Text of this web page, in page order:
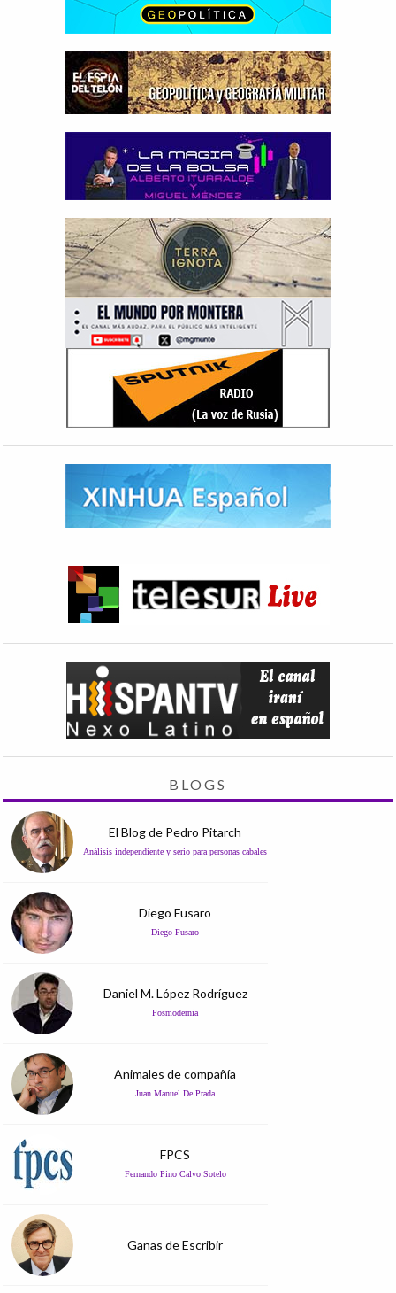
BLOGS
El Blog de Pedro Pitarch
Análisis independiente y serio para personas cabales
Diego Fusaro
Diego Fusaro
Daniel M. López Rodríguez
Posmodernia
Animales de compañía
Juan Manuel De Prada
FPCS
Fernando Pino Calvo Sotelo
Ganas de Escribir